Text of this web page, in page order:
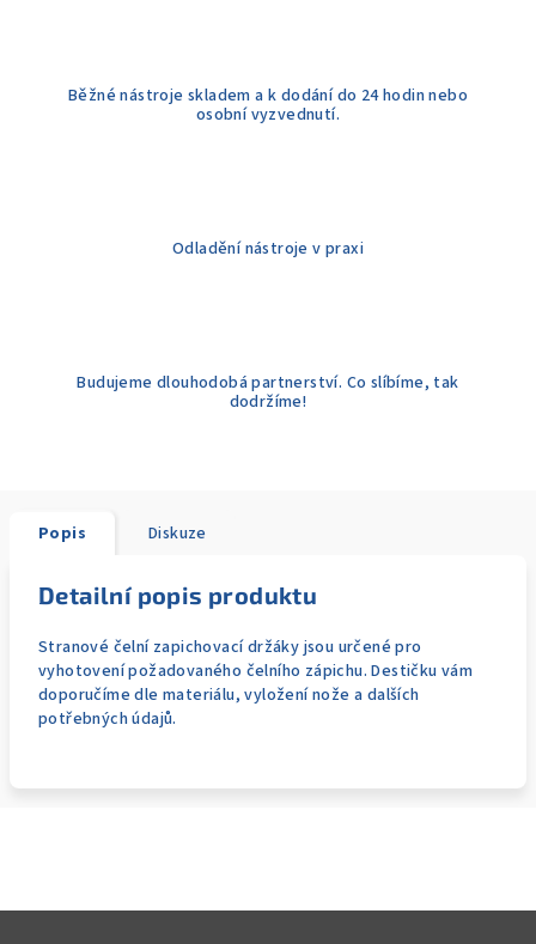
Běžné nástroje skladem a k dodání do 24 hodin nebo
osobní vyzvednutí.
Odladění nástroje v praxi
Budujeme dlouhodobá partnerství. Co slíbíme, tak
dodržíme!
Popis Diskuze
Detailní popis produktu
Stranové čelní zapichovací držáky jsou určené pro
vyhotovení požadovaného čelního zápichu. Destičku vám
doporučíme dle materiálu, vyložení nože a dalších
potřebných údajů.